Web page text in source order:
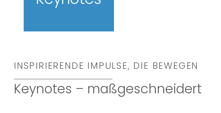
INSPIRIERENDE IMPULSE, DIE BEWEGEN
Keynotes – maßgeschneidert